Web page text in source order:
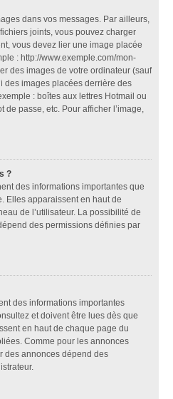
dans vos messages. Par ailleurs,
joints, vous pouvez charger
vous devez lier une image placée
: http://www.exemple.com/mon-
des images de votre ordinateur (sauf
des images placées derrière des
: boîtes aux lettres Hotmail ou
passe, etc. Pour afficher l’image,
?
des informations importantes que
Elles apparaissent en haut de
de l’utilisateur. La possibilité de
des permissions définies par
des informations importantes
et doivent être lues dès que
en haut de chaque page du
Comme pour les annonces
des annonces dépend des